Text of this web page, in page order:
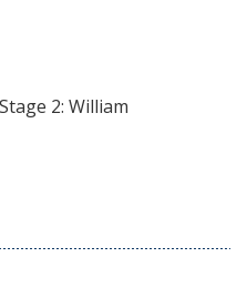
2: William